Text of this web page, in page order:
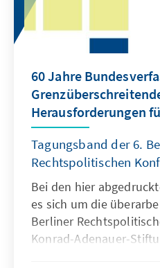
60 Jahre
Herausforderungen
Tagungsband der 6.
Rechtspolitischen
Bei den hier
es sich um die
Berliner
Konrad-Adenauer-